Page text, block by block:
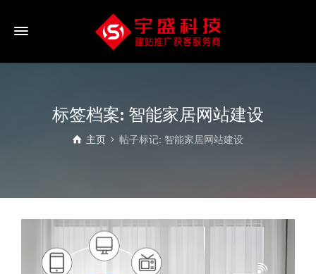
标签档案: 智能家居网站建设
主页 帖子标记: 智能家居网站建设